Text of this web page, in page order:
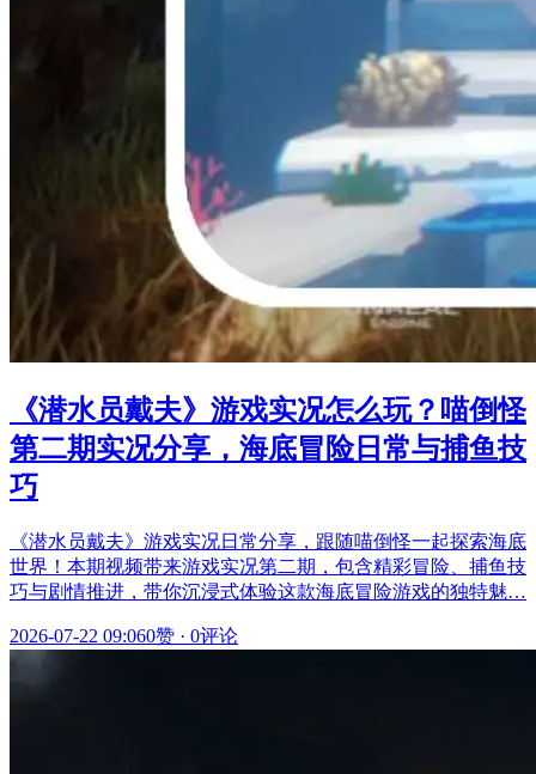
《潜水员戴夫》游戏实况怎么玩？喵倒怪
第二期实况分享，海底冒险日常与捕鱼技
巧
《潜水员戴夫》游戏实况日常分享，跟随喵倒怪一起探索海底
世界！本期视频带来游戏实况第二期，包含精彩冒险、捕鱼技
巧与剧情推进，带你沉浸式体验这款海底冒险游戏的独特魅…
2026-07-22 09:060赞 · 0评论